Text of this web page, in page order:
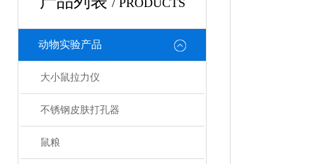
/ PRODUCTS
动物实验产品
大小鼠拉力仪
不锈钢皮肤打孔器
鼠粮